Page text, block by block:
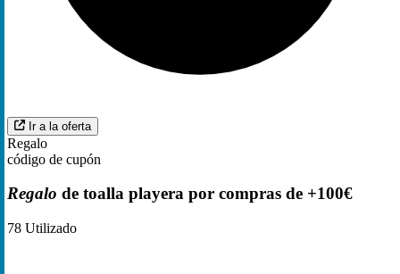
Ir a la oferta
Regalo
código de cupón
Regalo de toalla playera por compras de +100€
78 Utilizado